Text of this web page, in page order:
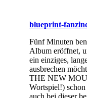
blueprint-
Fünf Minuten
Album eröffnet,
ein einziges,
ausbrechen
THE NEW
Wortspiel!)
auch bei dieser